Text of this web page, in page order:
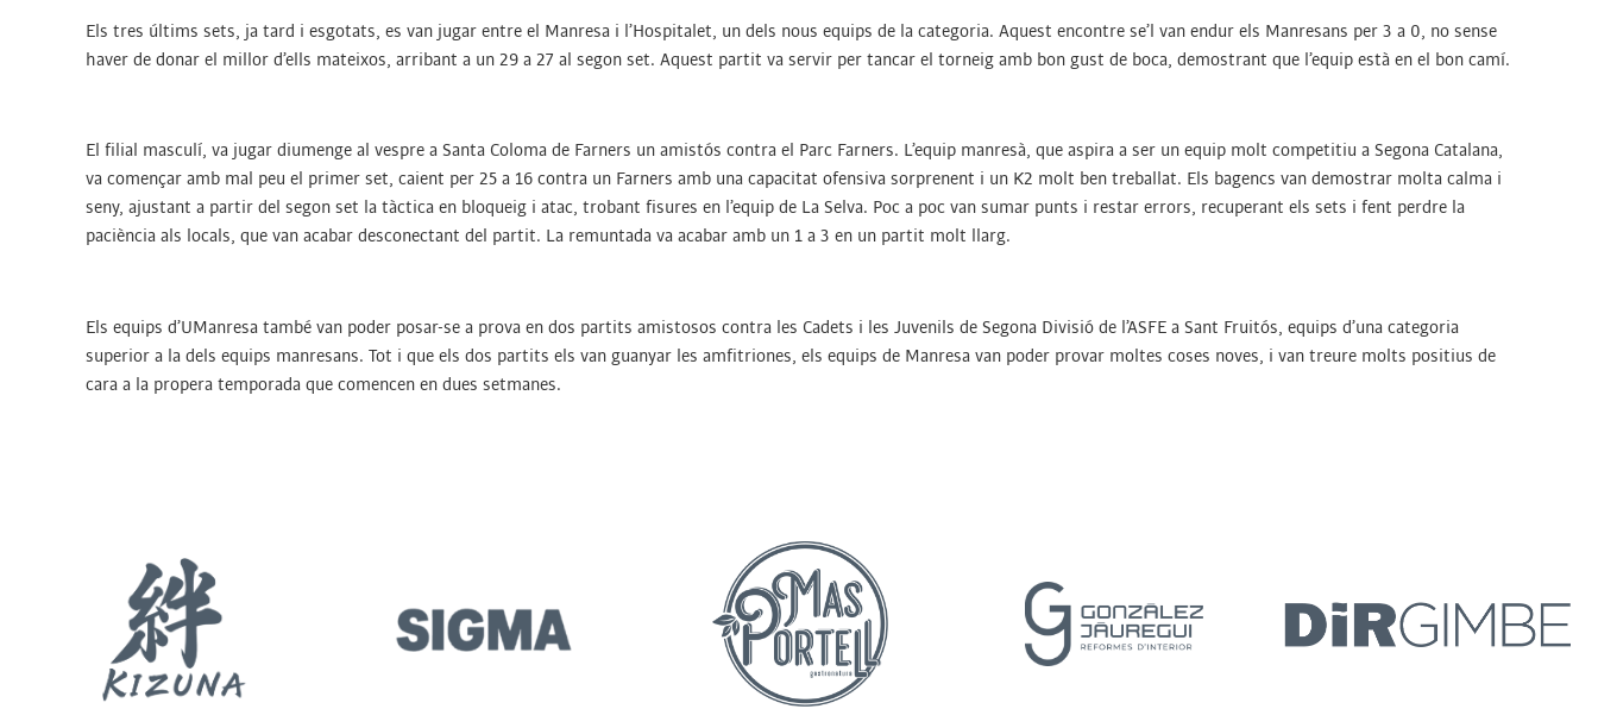
Els tres últims sets, ja tard i esgotats, es van jugar entre el Manresa i l’Hospitalet, un dels nous equips de la categoria. Aquest encontre se’l van endur els Manresans per 3 a 0, no sense
haver de donar el millor d’ells mateixos, arribant a un 29 a 27 al segon set. Aquest partit va servir per tancar el torneig amb bon gust de boca, demostrant que l’equip està en el bon camí.
El filial masculí, va jugar diumenge al vespre a Santa Coloma de Farners un amistós contra el Parc Farners. L’equip manresà, que aspira a ser un equip molt competitiu a Segona Catalana,
va començar amb mal peu el primer set, caient per 25 a 16 contra un Farners amb una capacitat ofensiva sorprenent i un K2 molt ben treballat. Els bagencs van demostrar molta calma i
seny, ajustant a partir del segon set la tàctica en bloqueig i atac, trobant fisures en l’equip de La Selva. Poc a poc van sumar punts i restar errors, recuperant els sets i fent perdre la
paciència als locals, que van acabar desconectant del partit. La remuntada va acabar amb un 1 a 3 en un partit molt llarg.
Els equips d’UManresa també van poder posar-se a prova en dos partits amistosos contra les Cadets i les Juvenils de Segona Divisió de l’ASFE a Sant Fruitós, equips d’una categoria
superior a la dels equips manresans. Tot i que els dos partits els van guanyar les amfitriones, els equips de Manresa van poder provar moltes coses noves, i van treure molts positius de
cara a la propera temporada que comencen en dues setmanes.